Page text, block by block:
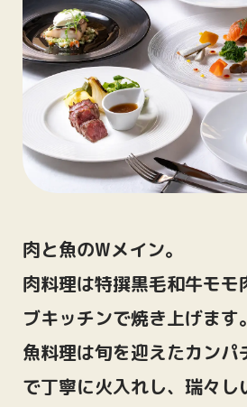
カンパチの香草風味の低温
サワークリーム
ソースラビゴット
＜肉＞
A-4黒毛和牛ロースのプラ
季節温野菜とジャガイモの
大根おろしポン酢ソース
＜デザート＞
スープと共に
肉と魚のWメイン。
肉料理は特撰黒毛和牛モモ
ブキッチンで焼き上げます。
魚料理は旬を迎えたカンパ
で丁寧に火入れし、瑞々し